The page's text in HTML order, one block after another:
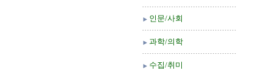
인문/사회
과학/의학
수집/취미